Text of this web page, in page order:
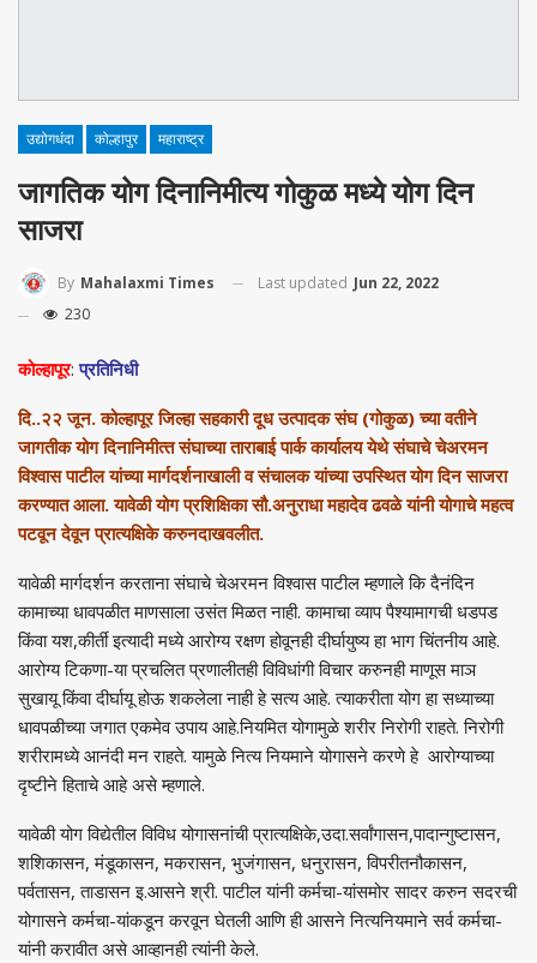
उद्योगधंदा कोल्हापुर महाराष्ट्र
जागतिक योग दिनानिमीत्‍य गोकुळ मध्ये योग दिन
साजरा
By Mahalaxmi Times Last updated Jun 22, 2022
230
कोल्‍हापूर:प्रतिनिधी
दि..२२ जून. कोल्‍हापूर जिल्‍हा सहकारी दूध उत्‍पादक संघ (गोकुळ) च्‍या वतीने
जागतीक योग दिनानिमीत्‍त संघाच्‍या ताराबाई पार्क कार्यालय येथे संघाचे चेअरमन
विश्‍वास पाटील यांच्‍या मार्गदर्शनाखाली व संचालक यांच्‍या उपस्थित योग दिन साजरा
करण्‍यात आला. यावेळी योग प्रशिक्षिका सौ.अनुराधा महादेव ढवळे यांनी योगाचे महत्‍व
पटवून देवून प्रात्‍यक्षिके करुनदाखवलीत.
यावेळी मार्गदर्शन करताना संघाचे चेअरमन विश्‍वास पाटील म्‍हणाले कि दैनंदिन
कामाच्‍या धावपळीत माणसाला उसंत मिळत नाही. कामाचा व्‍याप पैश्‍यामागची धडपड
किंवा यश,कीर्ती इत्‍यादी मध्‍ये आरोग्‍य रक्षण होवूनही दीर्घायुष्‍य हा भाग चिंतनीय आहे.
आरोग्‍य टिकणा-या प्रचलित प्रणालीतही विविधांगी विचार करुनही माणूस माञ
सुखायू किंवा दीर्घायू होऊ शकलेला नाही हे सत्‍य आहे. त्‍याकरीता योग हा सध्‍याच्‍या
धावपळीच्‍या जगात एकमेव उपाय आहे.नियमित योगामुळे शरीर निरोगी राहते. निरोगी
शरीरामध्‍ये आनंदी मन राहते. यामुळे नित्‍य नियमाने योगासने करणे हे आरोग्याच्या
दृष्टीने हिताचे आहे असे म्‍हणाले.
यावेळी योग विद्येतील विविध योगासनांची प्रात्‍यक्षिके,उदा.सर्वांगासन,पादान्‍गुष्‍टासन,
शशिकासन, मंडूकासन, मकरासन, भुजंगासन, धनुरासन, विपरीतनौकासन,
पर्वतासन, ताडासन इ.आसने श्री. पाटील यांनी कर्मचा-यांसमोर सादर करुन सदरची
योगासने कर्मचा-यांकडून करवून घेतली आणि ही आसने नित्‍यनियमाने सर्व कर्मचा-
यांनी करावीत असे आव्‍हानही त्‍यांनी केले.